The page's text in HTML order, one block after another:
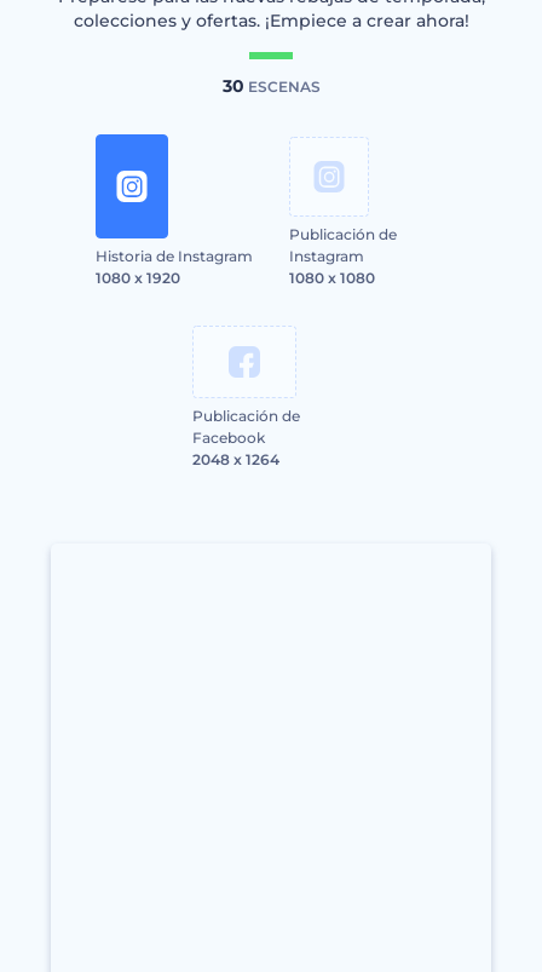
colecciones y ofertas. ¡Empiece a crear ahora!
30 ESCENAS
Historia de Instagram
1080 x 1920
Publicación de
Instagram
1080 x 1080
Publicación de
Facebook
2048 x 1264